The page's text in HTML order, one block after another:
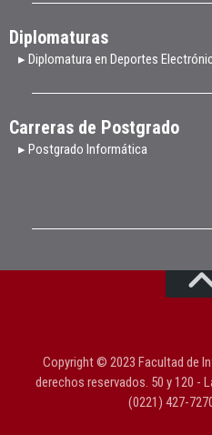
Diplomaturas
▸ Diplomatura en Deportes
Carreras de Postgrado
▸ Postgrado Informática
Copyright © 2023 Facultad de
derechos reservados. 50 y 120 -
(0221) 427-